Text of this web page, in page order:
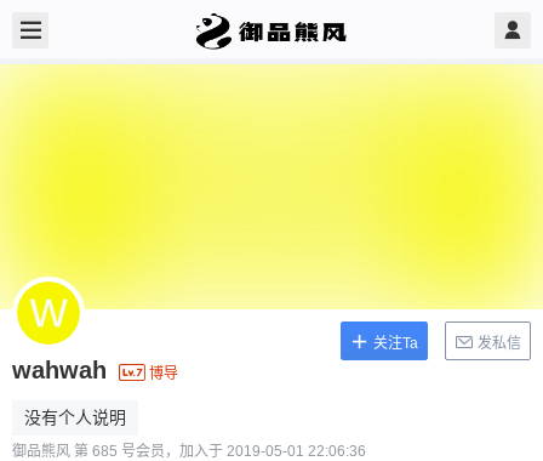
wahwah 博导
没有个人说明
御品熊风 第 685 号会员，加入于 2019-05-01 22:06:36
关注Ta 发私信